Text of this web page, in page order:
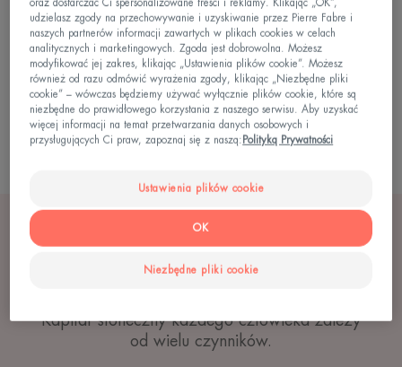
działania słońca, takimi jakoparzenia słoneczne
orazstarzenie się skóry. Kapitał ten otrzymujemy
w dniu narodzin, jest nieodnawialny i zależy od
fototypu każdego człowieka. Każdy rodzaj skóry
ma swoje własne cechy i inaczej reaguje na
słońce.
Jakie czynniki mają wpływ na
Twój kapitał słoneczny?
Kapitał słoneczny każdego człowieka zależy
od wielu czynników.
oraz dostarczać Ci spersonalizowane treści i reklamy. Klikając „OK”,
udzielasz zgody na przechowywanie i uzyskiwanie przez Pierre Fabre i
naszych partnerów informacji zawartych w plikach cookies w celach
analitycznych i marketingowych. Zgoda jest dobrowolna. Możesz
modyfikować jej zakres, klikając „Ustawienia plików cookie”. Możesz
również od razu odmówić wyrażenia zgody, klikając „Niezbędne pliki
cookie” – wówczas będziemy używać wyłącznie plików cookie, które są
niezbędne do prawidłowego korzystania z naszego serwisu. Aby uzyskać
więcej informacji na temat przetwarzania danych osobowych i
przysługujących Ci praw, zapoznaj się z naszą: Polityką Prywatności
Ustawienia plików cookie
Niezbędne pliki cookie
OK